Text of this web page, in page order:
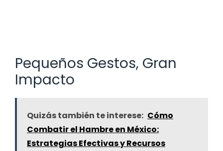
Pequeños Gestos, Gran
Impacto
Quizás también te interese: Cómo
Combatir el Hambre en México:
Estrategias Efectivas y Recursos